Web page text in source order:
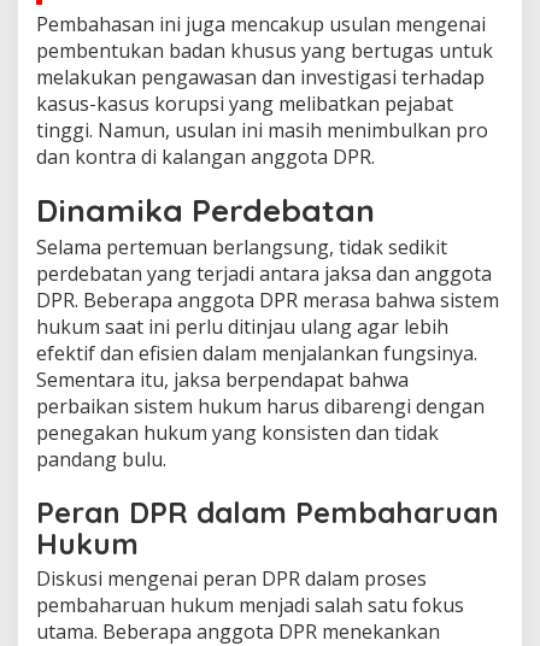
Pembahasan ini juga mencakup usulan mengenai
pembentukan badan khusus yang bertugas untuk
melakukan pengawasan dan investigasi terhadap
kasus-kasus korupsi yang melibatkan pejabat
tinggi. Namun, usulan ini masih menimbulkan pro
dan kontra di kalangan anggota DPR.
Dinamika Perdebatan
Selama pertemuan berlangsung, tidak sedikit
perdebatan yang terjadi antara jaksa dan anggota
DPR. Beberapa anggota DPR merasa bahwa sistem
hukum saat ini perlu ditinjau ulang agar lebih
efektif dan efisien dalam menjalankan fungsinya.
Sementara itu, jaksa berpendapat bahwa
perbaikan sistem hukum harus dibarengi dengan
penegakan hukum yang konsisten dan tidak
pandang bulu.
Peran DPR dalam Pembaharuan
Hukum
Diskusi mengenai peran DPR dalam proses
pembaharuan hukum menjadi salah satu fokus
utama. Beberapa anggota DPR menekankan